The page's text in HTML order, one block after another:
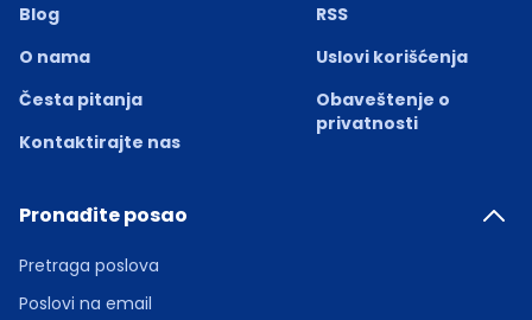
Blog
O nama
Česta pitanja
Kontaktirajte nas
RSS
Uslovi korišćenja
Obaveštenje o
privatnosti
Pronađite posao
Pretraga poslova
Poslovi na email